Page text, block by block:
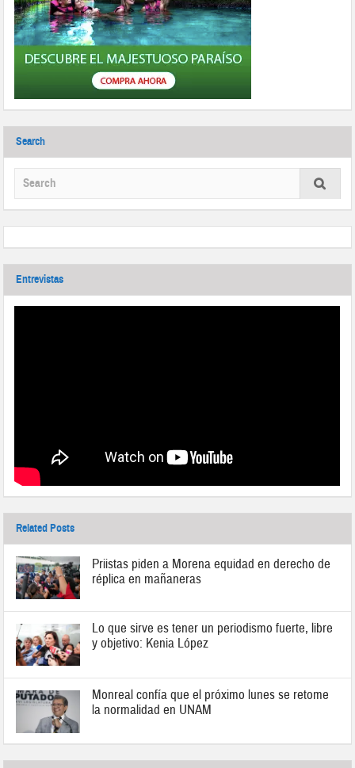
Search
Entrevistas
Related Posts
Priistas piden a Morena equidad en derecho de
réplica en mañaneras
Lo que sirve es tener un periodismo fuerte, libre
y objetivo: Kenia López
Monreal confía que el próximo lunes se retome
la normalidad en UNAM